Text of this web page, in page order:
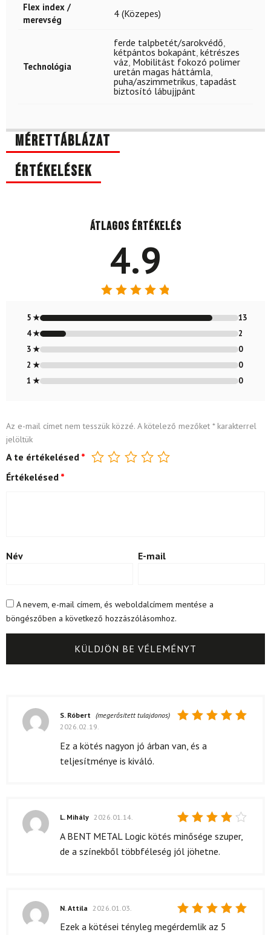
Flex index /
merevség
4 (Közepes)
Technológia
ferde talpbetét/sarokvédő
kétpántos bokapánt kétrészes
váz Mobilitást fokozó polimer
uretán magas háttámla
puha/aszimmetrikus tapadást
biztosító lábujjpánt
Mérettáblázat
Értékelések
Átlagos értékelés
4.9
4.87/ 5
5 ★
13
4 ★
2
3 ★
0
2 ★
0
1 ★
0
Az e-mail címet nem tesszük közzé. A kötelező mezőket *karakterrel
jelöltük
A te értékelésed *
Értékelésed *
Név E-mail
A nevem, e-mail címem, és weboldalcímem mentése a
böngészőben a következő hozzászólásomhoz.
5 / 5
S. Róbert (megerősített tulajdonos)
2026.02.19.
Ez a kötés nagyon jó árban van, és a
teljesítménye is kiváló.
Értékelés:
/ 5
L. Mihály 2026.01.14.
A BENT METAL Logic kötés minősége szuper,
de a színekből többféleség jól jöhetne.
Értékelés:
N. Attila 2026.01.03.
Ezek a kötései tényleg megérdemlik az 5